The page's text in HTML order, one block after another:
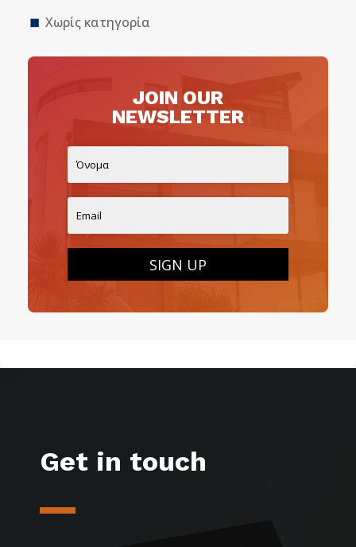
Χωρίς κατηγορία
JOIN OUR
NEWSLETTER
SIGN UP
Get in touch